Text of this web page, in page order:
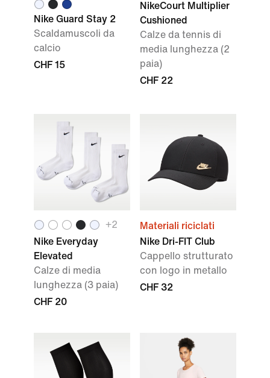
Nike Guard Stay 2
Scaldamuscoli da
calcio
CHF 15
NikeCourt Multiplier
Cushioned
Calze da tennis di
media lunghezza (2
paia)
CHF 22
+2
Nike Everyday
Elevated
Calze di media
lunghezza (3 paia)
CHF 20
Materiali riciclati
Nike Dri-FIT Club
Cappello strutturato
con logo in metallo
CHF 32